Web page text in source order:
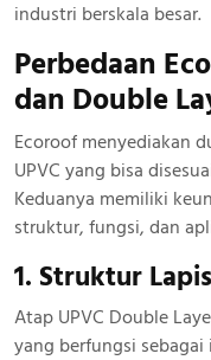
industri berskala besar.
Perbedaan
dan Double
Ecoroof menyediakan
UPVC yang bisa
Keduanya memiliki
struktur, fungsi, dan
1. Struktur
Atap UPVC Double
yang berfungsi sebagai